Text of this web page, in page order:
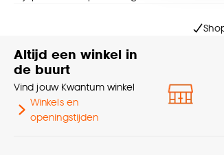
Goed
Altijd een winkel in
de buurt
Vind jouw Kwantum winkel
Winkels en
openingstijden